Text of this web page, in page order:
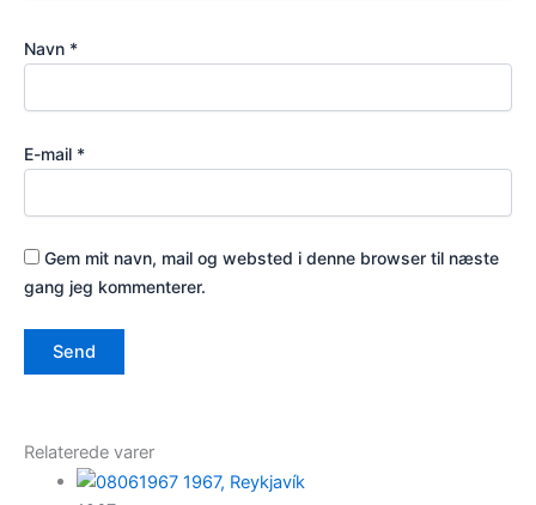
Navn *
E-mail *
Gem mit navn, mail og websted i denne browser til næste
gang jeg kommenterer.
Relaterede varer